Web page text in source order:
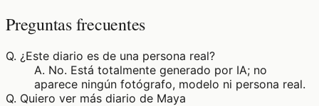
Preguntas frecuentes
Q. ¿Este diario es de una persona real?
A. No. Está totalmente generado por IA; no
aparece ningún fotógrafo, modelo ni persona real.
Q. Quiero ver más diario de Maya